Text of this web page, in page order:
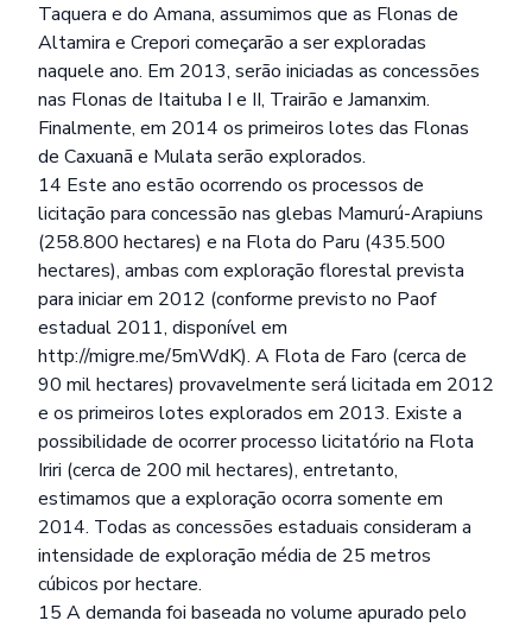
Taquera e do Amana, assumimos que as Flonas de
Altamira e Crepori começarão a ser exploradas
naquele ano. Em 2013, serão iniciadas as concessões
nas Flonas de Itaituba I e II, Trairão e Jamanxim.
Finalmente, em 2014 os primeiros lotes das Flonas
de Caxuanã e Mulata serão explorados.
14 Este ano estão ocorrendo os processos de
licitação para concessão nas glebas Mamurú-Arapiuns
(258.800 hectares) e na Flota do Paru (435.500
hectares), ambas com exploração florestal prevista
para iniciar em 2012 (conforme previsto no Paof
estadual 2011, disponível em
http://migre.me/5mWdK). A Flota de Faro (cerca de
90 mil hectares) provavelmente será licitada em 2012
e os primeiros lotes explorados em 2013. Existe a
possibilidade de ocorrer processo licitatório na Flota
Iriri (cerca de 200 mil hectares), entretanto,
estimamos que a exploração ocorra somente em
2014. Todas as concessões estaduais consideram a
intensidade de exploração média de 25 metros
cúbicos por hectare.
15 A demanda foi baseada no volume apurado pelo